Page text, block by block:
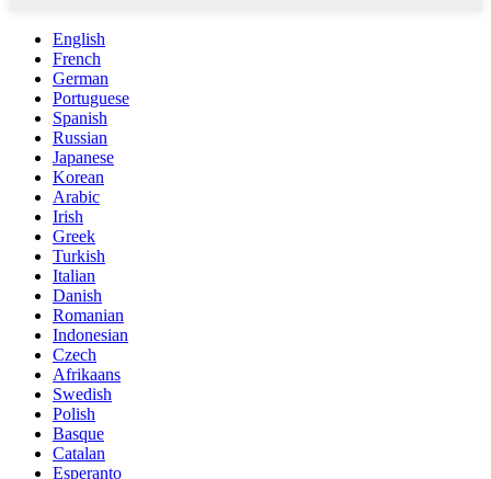
English
French
German
Portuguese
Spanish
Russian
Japanese
Korean
Arabic
Irish
Greek
Turkish
Italian
Danish
Romanian
Indonesian
Czech
Afrikaans
Swedish
Polish
Basque
Catalan
Esperanto